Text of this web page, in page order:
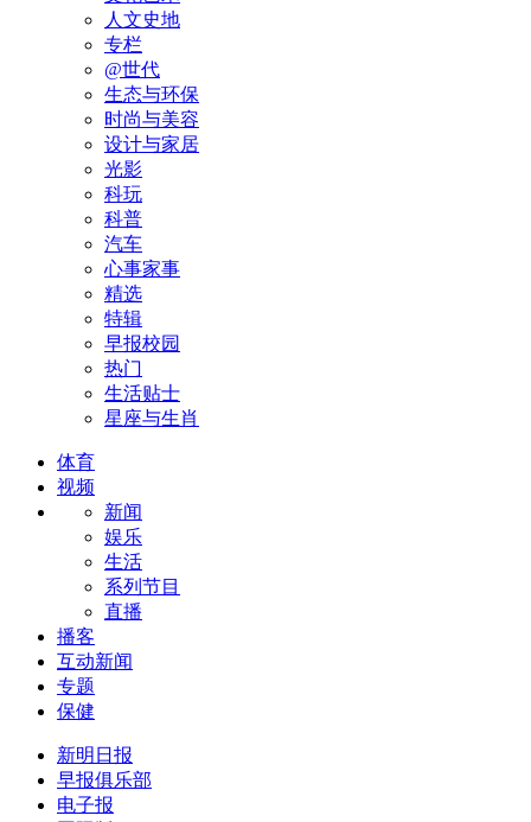
人文史地
专栏
@世代
生态与环保
时尚与美容
设计与家居
光影
科玩
科普
汽车
心事家事
精选
特辑
早报校园
热门
生活贴士
星座与生肖
体育
视频
新闻
娱乐
生活
系列节目
直播
播客
互动新闻
专题
保健
新明日报
早报俱乐部
电子报